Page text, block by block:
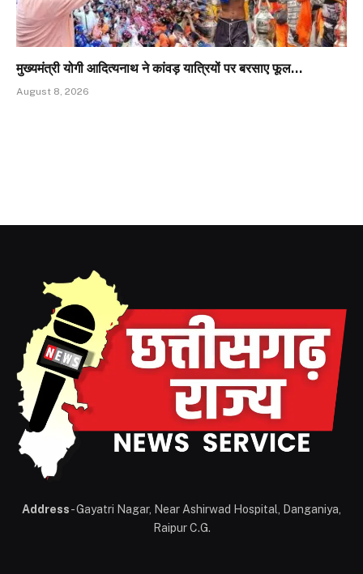
मुख्यमंत्री योगी आदित्यनाथ ने कांवड़ यात्रियों पर बरसाए फूल…
August 8, 2026
Address- Gayatri Nagar, Near Ashirwad Hospital, Danganiya,
Raipur C.G.